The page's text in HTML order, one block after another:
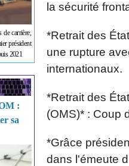
de carrière,
président
2021
:
sa
la sécurité
*Retrait des
une rupture
internationaux.
*Retrait des
(OMS)* : Coup
*Grâce
dans l'émeute